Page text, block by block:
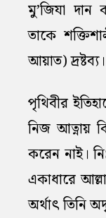
মু’জিযা দান
তাকে
আয়াত) দ্রষ্টব্য।
পৃথিবীর
নিজ আত্নায়
করেন নাই।
একাধারে
অর্থাৎ তিনি